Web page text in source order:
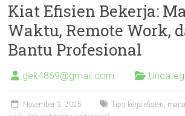
Kiat Efisien Bekerja:
Waktu, Remote Work,
Bantu Profesional
gek4869@gmail.com
November 3, 2025
Tips kerja efisien,